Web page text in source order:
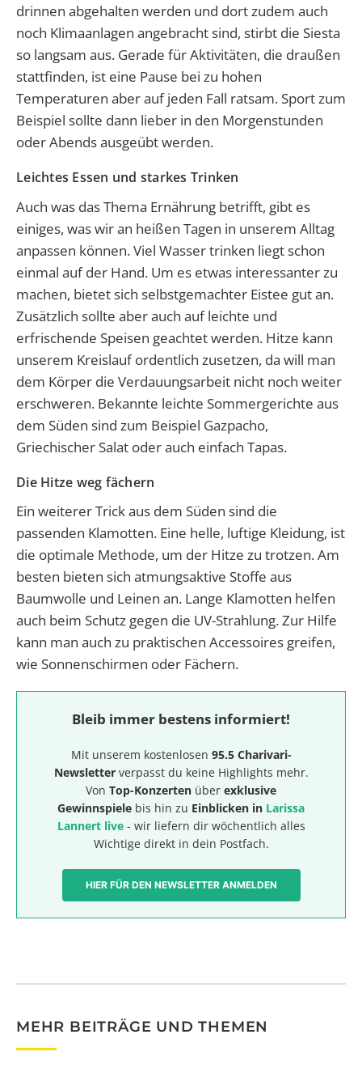
drinnen abgehalten werden und dort zudem auch
noch Klimaanlagen angebracht sind, stirbt die Siesta
so langsam aus. Gerade für Aktivitäten, die draußen
stattfinden, ist eine Pause bei zu hohen
Temperaturen aber auf jeden Fall ratsam. Sport zum
Beispiel sollte dann lieber in den Morgenstunden
oder Abends ausgeübt werden.
Leichtes Essen und starkes Trinken
Auch was das Thema Ernährung betrifft, gibt es
einiges, was wir an heißen Tagen in unserem Alltag
anpassen können. Viel Wasser trinken liegt schon
einmal auf der Hand. Um es etwas interessanter zu
machen, bietet sich selbstgemachter Eistee gut an.
Zusätzlich sollte aber auch auf leichte und
erfrischende Speisen geachtet werden. Hitze kann
unserem Kreislauf ordentlich zusetzen, da will man
dem Körper die Verdauungsarbeit nicht noch weiter
erschweren. Bekannte leichte Sommergerichte aus
dem Süden sind zum Beispiel Gazpacho,
Griechischer Salat oder auch einfach Tapas.
Die Hitze weg fächern
Ein weiterer Trick aus dem Süden sind die
passenden Klamotten. Eine helle, luftige Kleidung, ist
die optimale Methode, um der Hitze zu trotzen. Am
besten bieten sich atmungsaktive Stoffe aus
Baumwolle und Leinen an. Lange Klamotten helfen
auch beim Schutz gegen die UV-Strahlung. Zur Hilfe
kann man auch zu praktischen Accessoires greifen,
wie Sonnenschirmen oder Fächern.
Bleib immer bestens informiert!
Mit unserem kostenlosen 95.5 Charivari-
Newsletterverpasst du keine Highlights mehr.
Von Top-Konzerten über exklusive
Gewinnspiele bis hin zu Einblicken in Larissa
Lannert live- wir liefern dir wöchentlich alles
Wichtige direkt in dein Postfach.
HIER FÜR DEN NEWSLETTER ANMELDEN
MEHR BEITRÄGE UND THEMEN